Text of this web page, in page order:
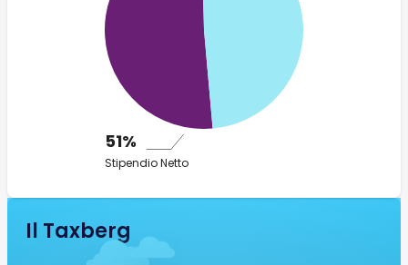
51%
Stipendio Netto
Il Taxberg